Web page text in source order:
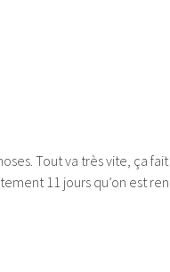
Tout va très vite, ça
11 jours qu’on est